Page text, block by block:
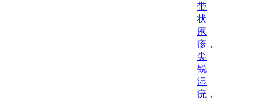
带
状
疱
疹，
尖
锐
湿
疣，